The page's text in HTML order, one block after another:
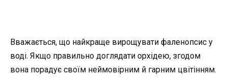
Вважається, що найкраще вирощувати фаленопсис у
воді. Якщо правильно доглядати орхідею, згодом
вона порадує своїм неймовірним й гарним цвітінням.